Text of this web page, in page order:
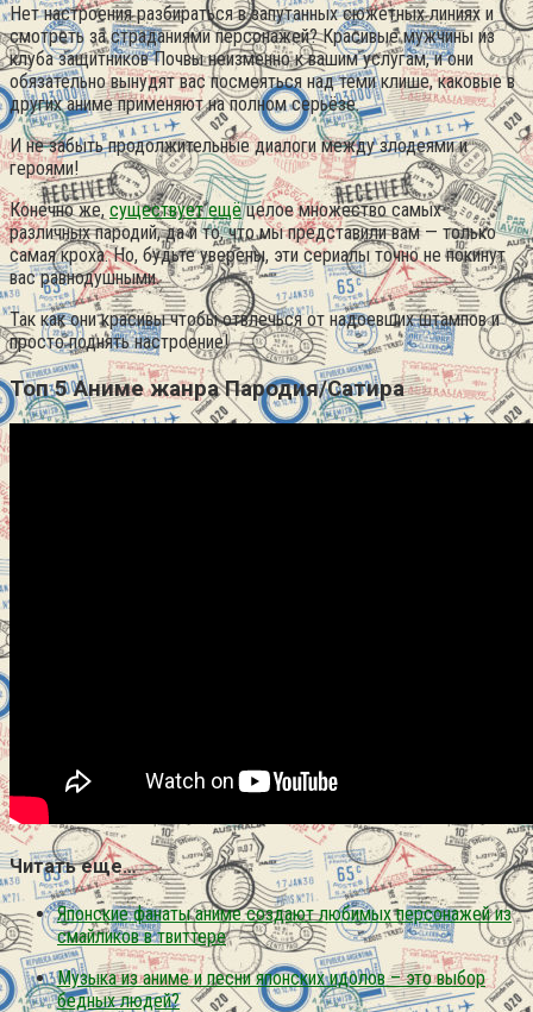
Нет настроения разбираться в запутанных сюжетных линиях и
смотреть за страданиями персонажей? Красивые мужчины из
клуба защитников Почвы неизменно к вашим услугам, и они
обязательно вынудят вас посмеяться над теми клише, каковые в
других аниме применяют на полном серьёзе.
И не забыть продолжительные диалоги между злодеями и
героями!
Конечно же, существует ещёцелое множество самых
различных пародий, да и то, что мы представили вам — только
самая кроха. Но, будьте уверены, эти сериалы точно не покинут
вас равнодушными.
Так как они красивы чтобы отвлечься от надоевших штампов и
просто поднять настроение!
Топ 5 Аниме жанра Пародия/Сатира
Читать еще…
Японские фанаты аниме создают любимых персонажей из
смайликов в твиттере
Музыка из аниме и песни японских идолов – это выбор
бедных людей?